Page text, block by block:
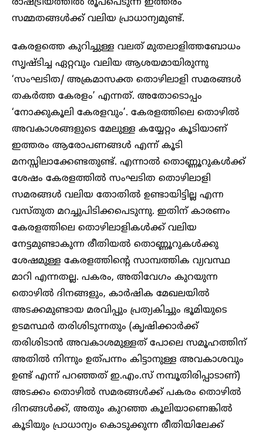
രാഷ്ട്രീയത്തിൽ രൂപപെടുന്ന ഇത്തരം
സമ്മതങ്ങൾക്ക് വലിയ പ്രാധാന്യമുണ്ട്.
കേരളത്തെ കുറിച്ചുള്ള വലത് മുതലാളിത്തബോധം
സൃഷ്ടിച്ച ഏറ്റവും വലിയ ആശയമായിരുന്നു
‘സംഘടിത/ അക്രമാസക്ത തൊഴിലാളി സമരങ്ങൾ
തകർത്ത കേരളം’ എന്നത്. അതോടൊപ്പം
‘നോക്കുകൂലി കേരളവും’. കേരളത്തിലെ തൊഴിൽ
അവകാശങ്ങളുടെ മേലുള്ള കയ്യേറ്റം കൂടിയാണ്
ഇത്തരം ആരോപണങ്ങൾ എന്ന് കൂടി
മനസ്സിലാക്കേണ്ടതുണ്ട്. എന്നാൽ തൊണ്ണൂറുകൾക്ക്
ശേഷം കേരളത്തിൽ സംഘടിത തൊഴിലാളി
സമരങ്ങൾ വലിയ തോതിൽ ഉണ്ടായിട്ടില്ല എന്ന
വസ്തുത മറച്ചുപിടിക്കപെടുന്നു. ഇതിന് കാരണം
കേരളത്തിലെ തൊഴിലാളികൾക്ക് വലിയ
നേട്ടമുണ്ടാകുന്ന രീതിയൽ തൊണ്ണൂറുകൾക്കു
ശേഷമുള്ള കേരളത്തിന്റെ സാമ്പത്തിക വ്യവസ്ഥ
മാറി എന്നതല്ല. പകരം, അതിവേഗം കുറയുന്ന
തൊഴിൽ ദിനങ്ങളും, കാർഷിക മേഖലയിൽ
അടക്കമുണ്ടായ മരവിപ്പും പ്രത്യകിച്ചും ഭൂമിയുടെ
ഉടമസ്ഥർ തരിശിടുന്നതും (കൃഷിക്കാർക്ക്
തരിശിടാൻ അവകാശമുള്ളത് പോലെ സമൂഹത്തിന്
അതിൽ നിന്നും ഉത്പന്നം കിട്ടാനുള്ള അവകാശവും
ഉണ്ട് എന്ന് പറഞ്ഞത് ഇ.എം.സ് നമ്പൂതിരിപ്പാടാണ്)
അടക്കം തൊഴിൽ സമരങ്ങൾക്ക് പകരം തൊഴിൽ
ദിനങ്ങൾക്ക്, അതും കുറഞ്ഞ കൂലിയാണെങ്കിൽ
കൂടിയും പ്രാധാന്യം കൊടുക്കുന്ന രീതിയിലേക്ക്